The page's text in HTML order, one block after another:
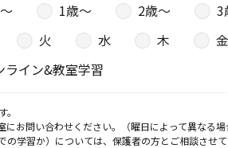
1歳〜 2歳〜 3
火 水 木 金
ライン&教室学習
お問い合わせください。（曜日によって異なる
学習か）については、保護者の方とご相談させて